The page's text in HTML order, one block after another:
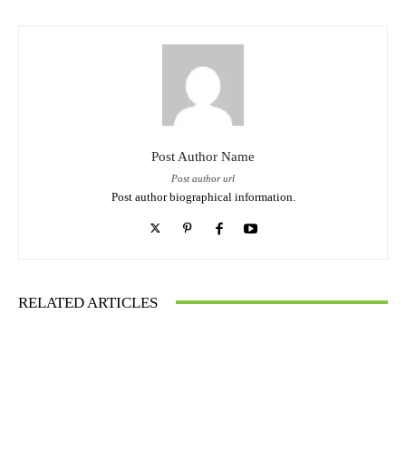
Post Author Name
Post author url
Post author biographical information.
RELATED ARTICLES